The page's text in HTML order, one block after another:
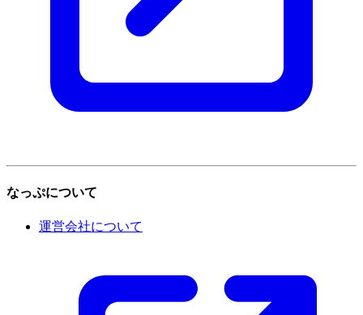
なっぷについて
運営会社について